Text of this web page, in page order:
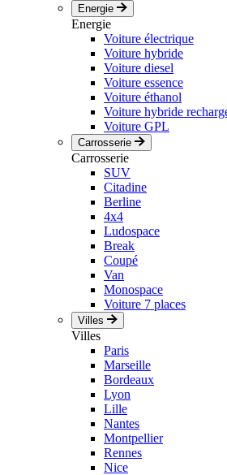
Energie
Energie
Voiture électrique
Voiture hybride
Voiture diesel
Voiture essence
Voiture éthanol
Voiture hybride
Voiture GPL
Carrosserie
Carrosserie
SUV
Citadine
Berline
4x4
Ludospace
Break
Coupé
Van
Monospace
Voiture 7 places
Villes
Villes
Paris
Marseille
Bordeaux
Lyon
Lille
Nantes
Montpellier
Rennes
Nice